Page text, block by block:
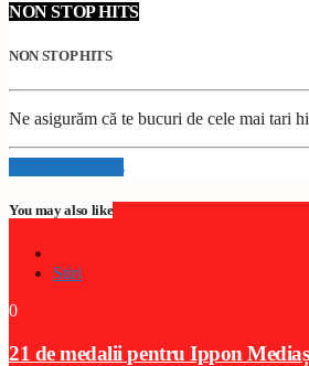
NON STOP HITS
NON STOP HITS
Ne asigurăm că te bucuri de cele mai tari
Info and episodes
You may also like
Stiri
0
21 de medalii pentru Ippon